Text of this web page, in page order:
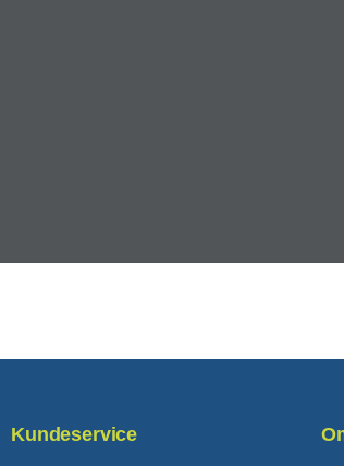
Kundeservice